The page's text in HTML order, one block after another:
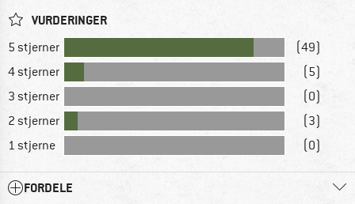
VURDERINGER
5 stjerner
(49)
4 stjerner
(5)
3 stjerner
(0)
2 stjerner
(3)
1 stjerne
(0)
FORDELE